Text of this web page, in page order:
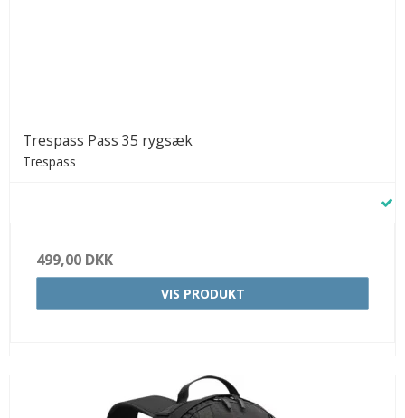
Trespass Pass 35 rygsæk
Trespass
499,00 DKK
VIS PRODUKT